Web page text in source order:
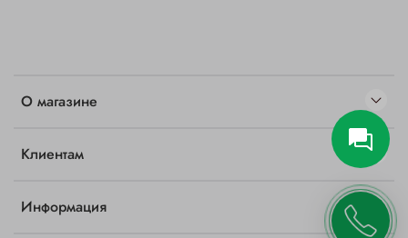
О магазине
Клиентам
Информация